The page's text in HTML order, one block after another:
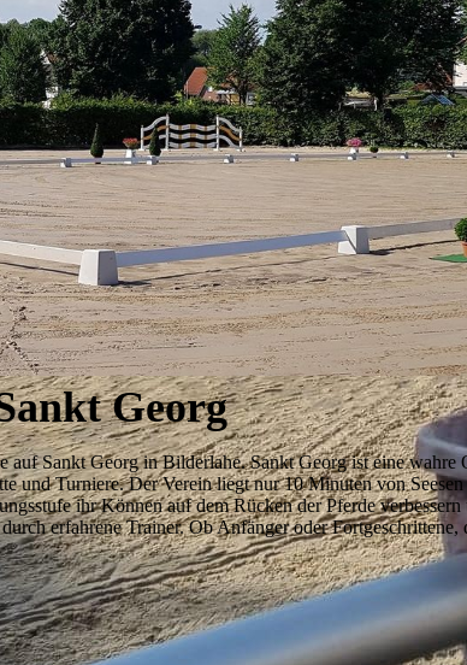
Georg
auf Sankt Georg in Bilderlahe. Sankt Georg ist eine
und Turniere. Der Verein liegt nur 10 Minuten von
ihr Können auf dem Rücken der Pferde
erfahrene Trainer. Ob Anfänger oder